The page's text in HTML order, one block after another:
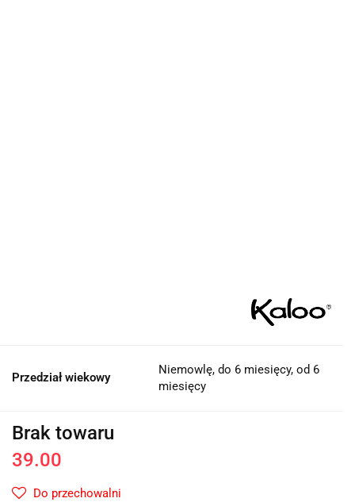
Przedział wiekowy
Niemowlę, do 6 miesięcy, od 6
miesięcy
Brak towaru
39.00
Do przechowalni